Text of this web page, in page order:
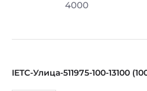
4000
IETC-Улица-511975-100-13100